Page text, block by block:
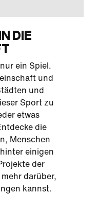
DIE
ein Spiel.
und
und
Sport zu
etwas
die
Menschen
einigen
der
darüber,
kannst.